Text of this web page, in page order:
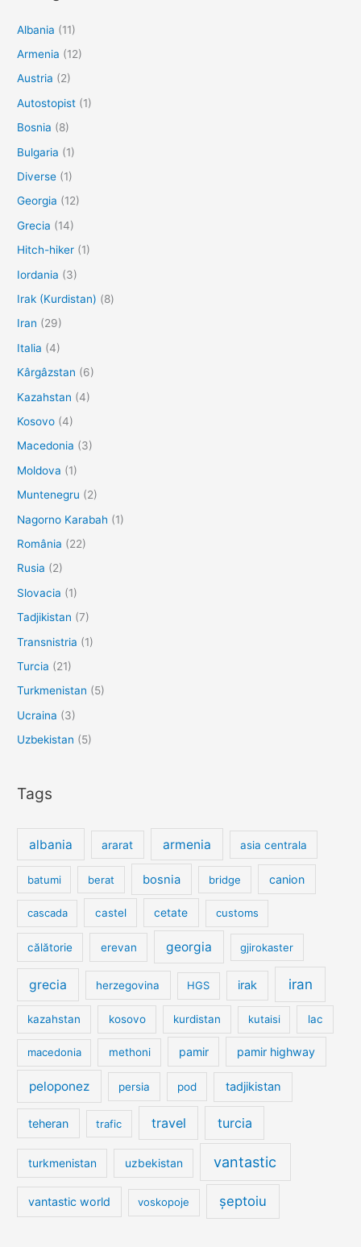
Albania (11)
Armenia (12)
Austria (2)
Autostopist (1)
Bosnia (8)
Bulgaria (1)
Diverse (1)
Georgia (12)
Grecia (14)
Hitch-hiker (1)
Iordania (3)
Irak (Kurdistan) (8)
Iran (29)
Italia (4)
Kârgâzstan (6)
Kazahstan (4)
Kosovo (4)
Macedonia (3)
Moldova (1)
Muntenegru (2)
Nagorno Karabah (1)
România (22)
Rusia (2)
Slovacia (1)
Tadjikistan (7)
Transnistria (1)
Turcia (21)
Turkmenistan (5)
Ucraina (3)
Uzbekistan (5)
Tags
albania ararat armenia asia centrala
batumi berat bosnia bridge canion
cascada castel cetate customs
călătorie erevan georgia gjirokaster
grecia herzegovina HGS irak iran
kazahstan kosovo kurdistan kutaisi lac
macedonia methoni pamir pamir highway
peloponez persia pod tadjikistan
teheran trafic travel turcia
turkmenistan uzbekistan vantastic
vantastic world voskopoje șeptoiu